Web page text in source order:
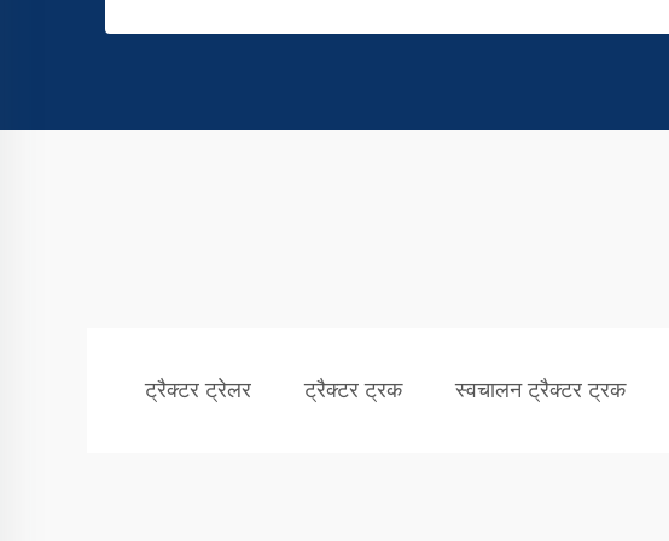
ट्रैक्टर ट्रेलर ट्रैक्टर ट्रक स्वचालन ट्रैक्टर ट्रक